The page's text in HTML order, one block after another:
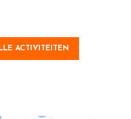
ACTIVITEITEN